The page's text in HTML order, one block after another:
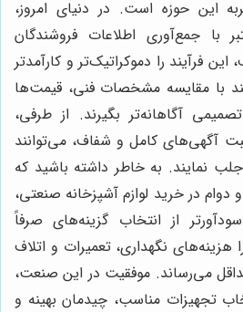
این حوزه است. در دنیای امروز،
با جمع‌آوری اطلاعات فروشندگان
فرآیند را دموکراتیک‌تر و کارآمدتر
با مقایسه مشخصات فنی، قیمت‌ها
آگاهانه‌تر بگیرند. از طرفی،
آگهی‌های کامل و شفاف، می‌توانند
جلب نمایند. به خاطر داشته باشید که
در خرید لوازم آشپزخانه صنعتی،
از انتخاب گزینه‌های صرفاً
هزینه‌های نگهداری، تعمیرات و اتلاف
می‌رساند. موفقیت در این صنعت،
تجهیزات مناسب، چیدمان بهینه و